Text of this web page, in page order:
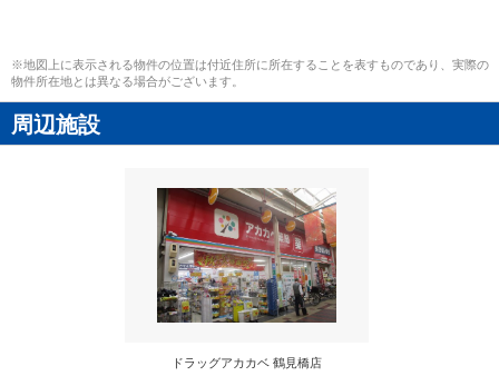
※地図上に表示される物件の位置は付近住所に所在することを表すものであり、実際の
物件所在地とは異なる場合がございます。
周辺施設
ドラッグアカカベ 鶴見橋店